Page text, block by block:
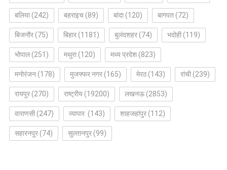
बलिया(242) बहराइच(89) बांदा(120) बागपत(72)
बिजनौर(75) बिहार(1181) बुलंदशहर(74) भदोही(119)
भोपाल(251) मथुरा(120) मध्य प्रदेश(823)
मनोरंजन(178) मुजफ्फर नगर(165) मेरठ(143) रांची(239)
रायपुर(270) राष्ट्रीय(19200) लखनऊ(2853)
वाराणसी(247) व्यापार (143) शाहजहांपुर(112)
सहारनपुर(74) सुल्तानपुर(99)